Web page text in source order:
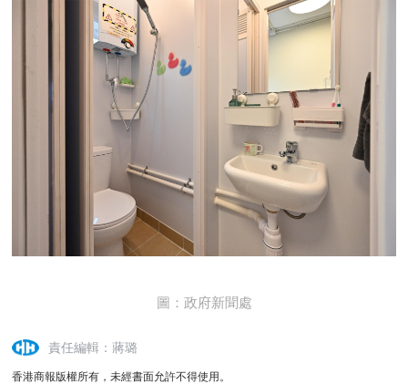
圖：政府新聞處
責任編輯：蔣璐
香港商報版權所有，未經書面允許不得使用。